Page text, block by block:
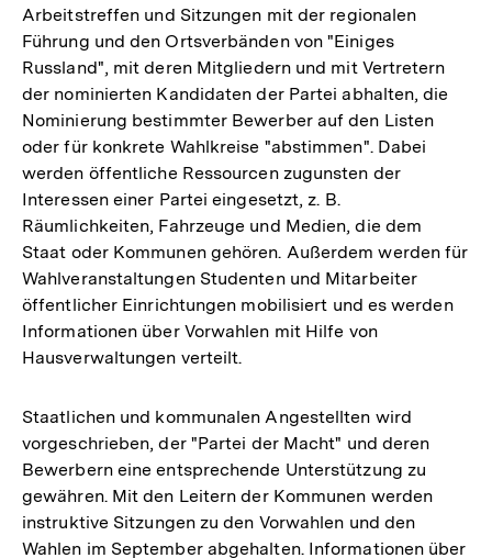
Arbeitstreffen und Sitzungen mit der regionalen
Führung und den Ortsverbänden von "Einiges
Russland", mit deren Mitgliedern und mit Vertretern
der nominierten Kandidaten der Partei abhalten, die
Nominierung bestimmter Bewerber auf den Listen
oder für konkrete Wahlkreise "abstimmen". Dabei
werden öffentliche Ressourcen zugunsten der
Interessen einer Partei eingesetzt, z. B.
Räumlichkeiten, Fahrzeuge und Medien, die dem
Staat oder Kommunen gehören. Außerdem werden für
Wahlveranstaltungen Studenten und Mitarbeiter
öffentlicher Einrichtungen mobilisiert und es werden
Informationen über Vorwahlen mit Hilfe von
Hausverwaltungen verteilt.
Staatlichen und kommunalen Angestellten wird
vorgeschrieben, der "Partei der Macht" und deren
Bewerbern eine entsprechende Unterstützung zu
gewähren. Mit den Leitern der Kommunen werden
instruktive Sitzungen zu den Vorwahlen und den
Wahlen im September abgehalten. Informationen über